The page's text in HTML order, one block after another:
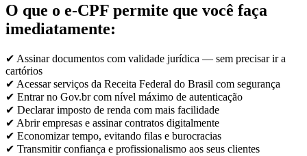
O que o e-CPF permite que você faça
imediatamente:
✔ Assinar documentos com validade jurídica — sem precisar ir a
cartórios
✔ Acessar serviços da Receita Federal do Brasil com segurança
✔ Entrar no Gov.br com nível máximo de autenticação
✔ Declarar imposto de renda com mais facilidade
✔ Abrir empresas e assinar contratos digitalmente
✔ Economizar tempo, evitando filas e burocracias
✔ Transmitir confiança e profissionalismo aos seus clientes